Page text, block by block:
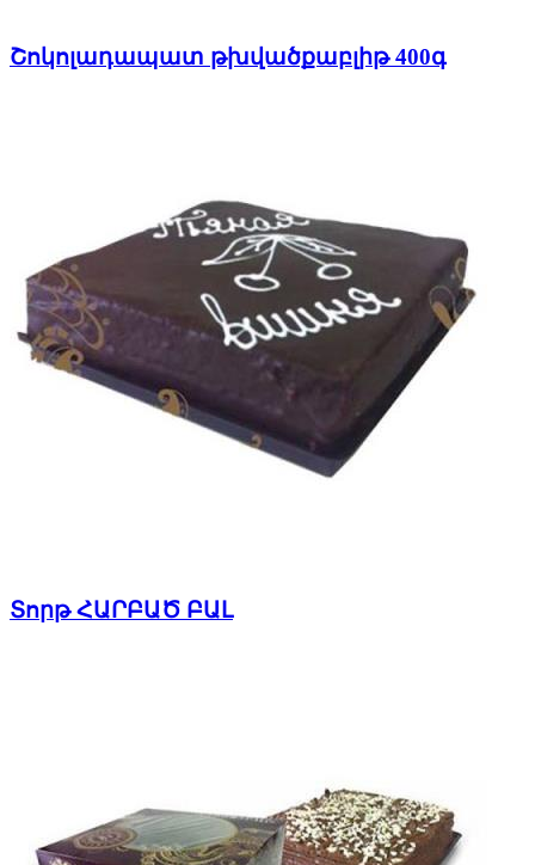
Շոկոլադապատ թխվածքաբլիթ 400գ
Տորթ ՀԱՐԲԱԾ ԲԱԼ